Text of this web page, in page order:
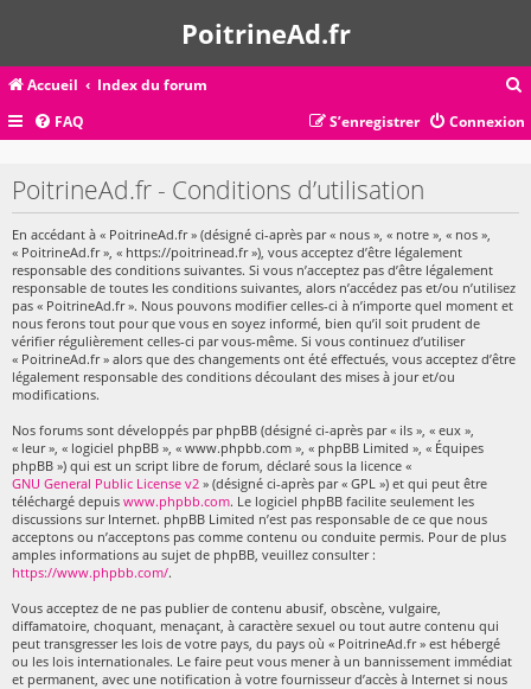
PoitrineAd.fr
Accueil Index du forum
c
FAQ Connexion
S’enregistrer
PoitrineAd.fr - Conditions d’utilisation
En accédant à « PoitrineAd.fr » (désigné ci-après par « nous », « notre », « nos »,
« PoitrineAd.fr », « https://poitrinead.fr »), vous acceptez d’être légalement
responsable des conditions suivantes. Si vous n’acceptez pas d’être légalement
responsable de toutes les conditions suivantes, alors n’accédez pas et/ou n’utilisez
pas « PoitrineAd.fr ». Nous pouvons modifier celles-ci à n’importe quel moment et
nous ferons tout pour que vous en soyez informé, bien qu’il soit prudent de
vérifier régulièrement celles-ci par vous-même. Si vous continuez d’utiliser
« PoitrineAd.fr » alors que des changements ont été effectués, vous acceptez d’être
légalement responsable des conditions découlant des mises à jour et/ou
modifications.
Nos forums sont développés par phpBB (désigné ci-après par « ils », « eux »,
« leur », « logiciel phpBB », « www.phpbb.com », « phpBB Limited », « Équipes
phpBB ») qui est un script libre de forum, déclaré sous la licence «
GNU General Public License v2 » (désigné ci-après par « GPL ») et qui peut être
téléchargé depuis www.phpbb.com. Le logiciel phpBB facilite seulement les
discussions sur Internet. phpBB Limited n’est pas responsable de ce que nous
acceptons ou n’acceptons pas comme contenu ou conduite permis. Pour de plus
amples informations au sujet de phpBB, veuillez consulter :
https://www.phpbb.com/.
Vous acceptez de ne pas publier de contenu abusif, obscène, vulgaire,
diffamatoire, choquant, menaçant, à caractère sexuel ou tout autre contenu qui
peut transgresser les lois de votre pays, du pays où « PoitrineAd.fr » est hébergé
ou les lois internationales. Le faire peut vous mener à un bannissement immédiat
et permanent, avec une notification à votre fournisseur d’accès à Internet si nous